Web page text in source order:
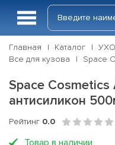
Главная Каталог
Все для кузова
Space
Space Cosmetics
антисиликон
Рейтинг 0.0
Товар в наличии